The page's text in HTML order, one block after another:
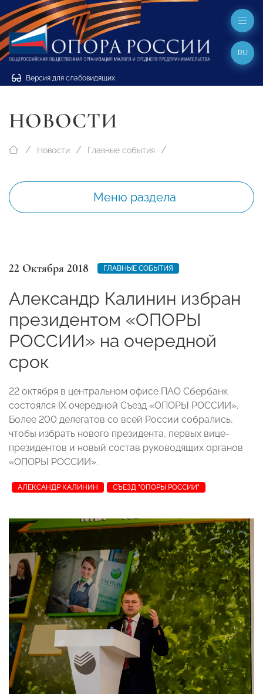
Версия для слабовидящих
RU
НОВОСТИ
Новости Главные события
Меню раздела
22 Октября 2018 ГЛАВНЫЕ СОБЫТИЯ
Александр Калинин избран
президентом «ОПОРЫ
РОССИИ» на очередной
срок
22 октября в центральном офисе ПАО Сбербанк
состоялся IX очередной Съезд «ОПОРЫ РОССИИ».
Более 200 делегатов со всей России собрались,
чтобы избрать нового президента, первых вице-
президентов и новый состав руководящих органов
«ОПОРЫ РОССИИ».
АЛЕКСАНДР КАЛИНИН СЪЕЗД "ОПОРЫ РОССИИ"